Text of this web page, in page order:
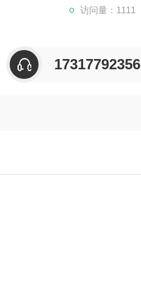
访问量：1111
17317792356